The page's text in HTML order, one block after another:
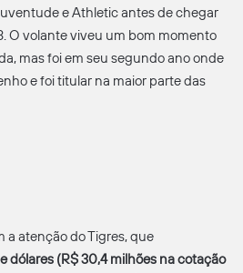
e Athletic antes de chegar
O volante viveu um bom momento
mas foi em seu segundo ano onde
e foi titular na maior parte das
a atenção do Tigres, que
dólares (R$ 30,4 milhões na cotação